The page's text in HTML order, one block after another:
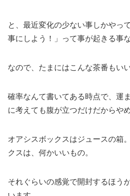
と、最近変化の少ない事しかやっ
事にしよう！」って事が起きる事
なので、たまにはこんな茶番もい
確率なんて書いてある時点で、運
に考えても腹が立つだけだからや
オアシスボックスはジュースの箱
クスは、何かいいもの。
それぐらいの感覚で開封するほう